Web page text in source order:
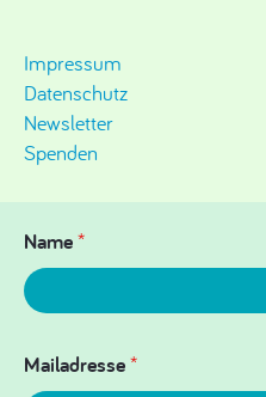
Impressum
Datenschutz
Newsletter
Spenden
Name*
Mailadresse*